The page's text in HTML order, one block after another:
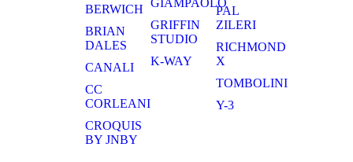
BERWICH
BRIAN
DALES
CANALI
CC
CORLEANI
CROQUIS
BY JNBY
GIAMPAOLO
GRIFFIN
STUDIO
K-WAY
PAL
ZILERI
RICHMOND
X
TOMBOLINI
Y-3